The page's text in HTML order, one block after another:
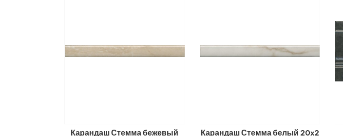
Карандаш Стемма бежевый Карандаш Стемма белый 20x2